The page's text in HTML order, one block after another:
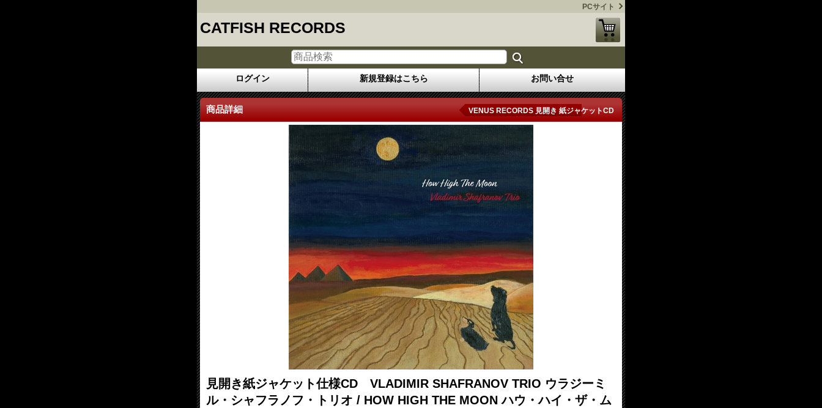
PCサイト
CATFISH RECORDS
ログイン 新規登録はこちら お問い合せ
商品詳細 VENUS RECORDS 見開き 紙ジャケットCD
見開き紙ジャケット仕様CD VLADIMIR SHAFRANOV TRIO ウラジーミ
ル・シャフラノフ・トリオ / HOW HIGH THE MOON ハウ・ハイ・ザ・ム